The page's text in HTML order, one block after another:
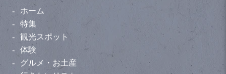
ホーム
特集
観光スポット
体験
グルメ・お土産